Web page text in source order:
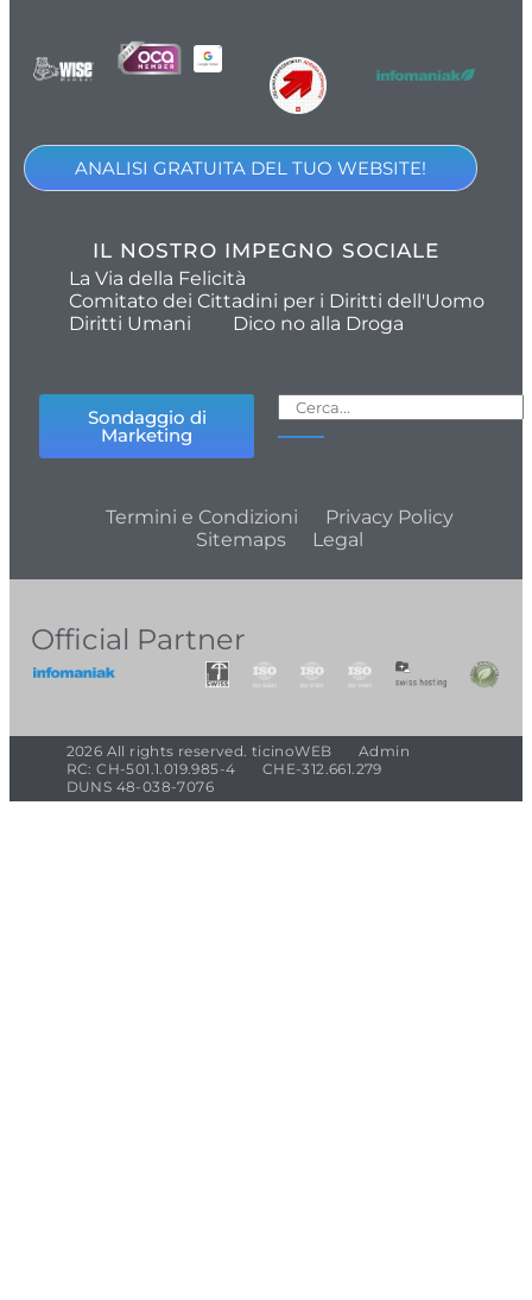
ANALISI GRATUITA DEL TUO WEBSITE!
IL NOSTRO IMPEGNO SOCIALE
La Via della Felicità
Comitato dei Cittadini per i Diritti dell'Uomo
Diritti Umani
Dico no alla Droga
Sondaggio di
Marketing
Termini e Condizioni
Privacy Policy
Sitemaps
Legal
Official Partner
2026 All rights reserved. ticinoWEB
Admin
RC: CH-501.1.019.985-4
CHE-312.661.279
DUNS 48-038-7076